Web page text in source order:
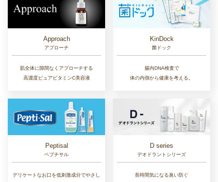
Approach
アプローチ
肌全体に隙間なくアプローチする
高濃度ピュアビタミンC美容液
KinDock
菌ドック
腸内DNA検査で
体の内側から健康を考える。
Peptisal
ペプチサル
デリケートなお口を低刺激成分でやさし
D series
デオドラントシリーズ
長時間気になる臭い防ぐ